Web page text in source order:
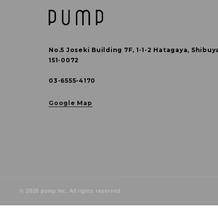
No.5 Joseki Building 7F, 1-1-2 Hatagaya,
151-0072
03-6555-4170
Google Map
© 2026 pump Inc. All rights reserved.